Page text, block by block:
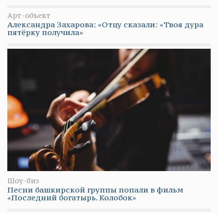
Арт-объект
Александра Захарова: «Отцу сказали: «Твоя дура
пятёрку получила»
Шоу-биз
Песни башкирской группы попали в фильм
«Последний богатырь. Колобок»